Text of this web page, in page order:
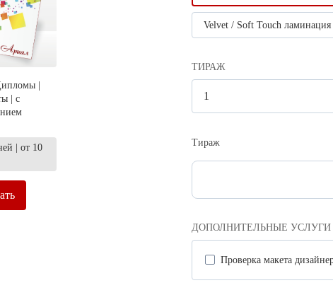
|
| с
| от 10
Velvet / Soft Touch
ТИРАЖ
Тираж
ДОПОЛНИТЕЛЬНЫЕ УСЛУГИ
Проверка макета